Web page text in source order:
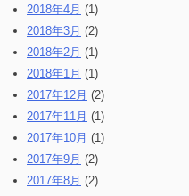
2018年4月 (1)
2018年3月 (2)
2018年2月 (1)
2018年1月 (1)
2017年12月 (2)
2017年11月 (1)
2017年10月 (1)
2017年9月 (2)
2017年8月 (2)